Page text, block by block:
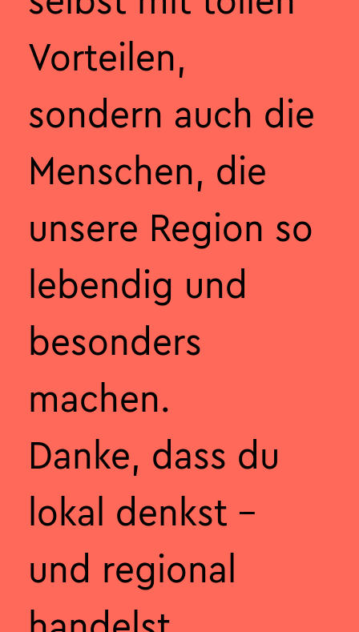
Vorteilen,
sondern auch die
Menschen, die
unsere Region so
lebendig und
besonders
machen.
Danke, dass du
lokal denkst –
und regional